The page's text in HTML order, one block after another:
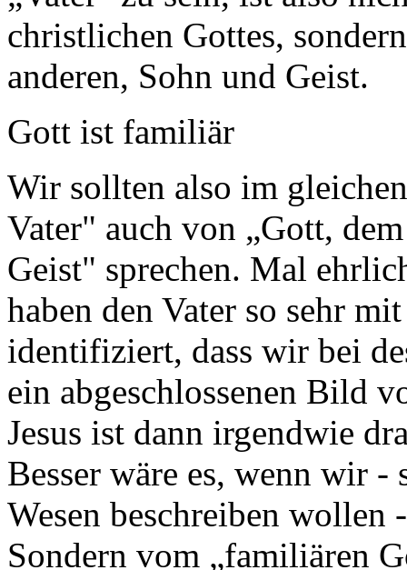
christlichen Gottes,
anderen, Sohn und Geist.
Gott ist familiär
Wir sollten also im
Vater" auch von „Gott,
Geist" sprechen. Mal
haben den Vater so sehr
identifiziert, dass wir bei
ein abgeschlossenen Bild
Jesus ist dann irgendwie
Besser wäre es, wenn wir
Wesen beschreiben wollen
Sondern vom „familiären